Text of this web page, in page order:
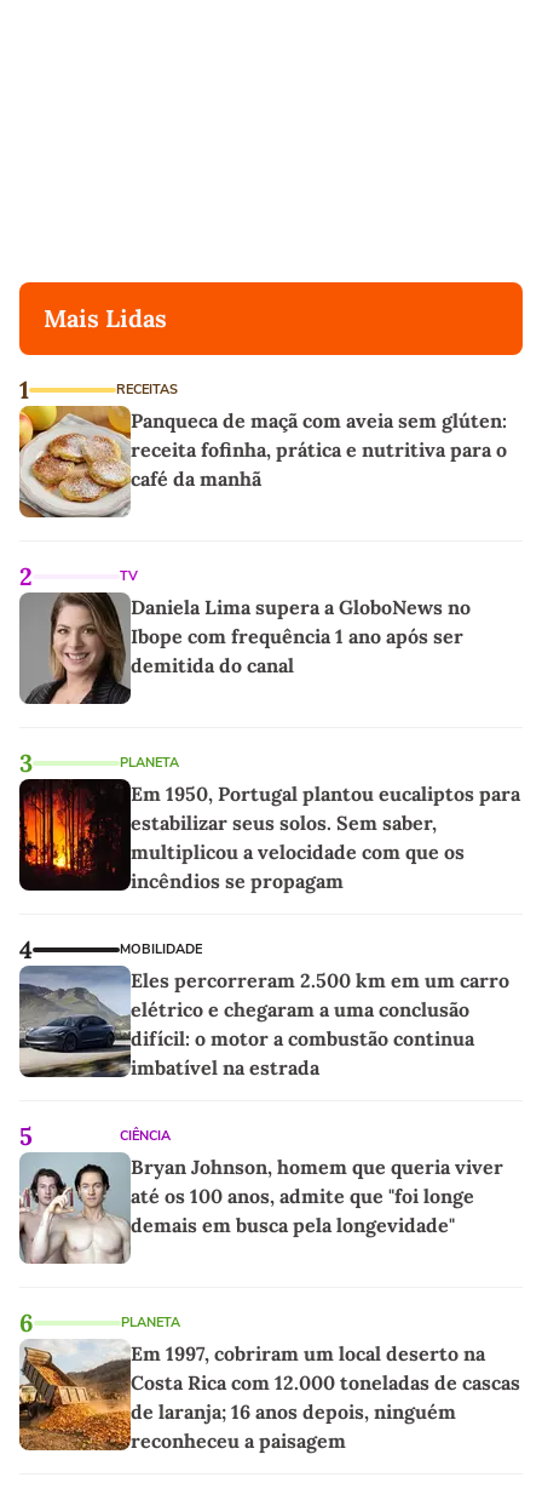
Mais Lidas
1 RECEITAS
Panqueca de maçã com aveia sem glúten:
receita fofinha, prática e nutritiva para o
café da manhã
2 TV
Daniela Lima supera a GloboNews no
Ibope com frequência 1 ano após ser
demitida do canal
3 PLANETA
Em 1950, Portugal plantou eucaliptos para
estabilizar seus solos. Sem saber,
multiplicou a velocidade com que os
incêndios se propagam
4 MOBILIDADE
Eles percorreram 2.500 km em um carro
elétrico e chegaram a uma conclusão
difícil: o motor a combustão continua
imbatível na estrada
5 CIÊNCIA
Bryan Johnson, homem que queria viver
até os 100 anos, admite que "foi longe
demais em busca pela longevidade"
6 PLANETA
Em 1997, cobriram um local deserto na
Costa Rica com 12.000 toneladas de cascas
de laranja; 16 anos depois, ninguém
reconheceu a paisagem